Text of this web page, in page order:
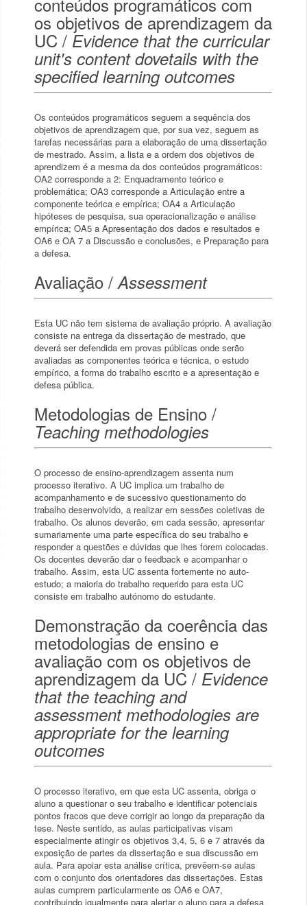
os objetivos de aprendizagem da
UC / Evidence that the curricular
unit's content dovetails with the
specified learning outcomes
Os conteúdos programáticos seguem a sequência dos
objetivos de aprendizagem que, por sua vez, seguem as
tarefas necessárias para a elaboração de uma dissertação
de mestrado. Assim, a lista e a ordem dos objetivos de
aprendizem é a mesma da dos conteúdos programáticos:
OA2 corresponde a 2: Enquadramento teórico e
problemática; OA3 corresponde a Articulação entre a
componente teórica e empírica; OA4 a Articulação
hipóteses de pesquisa, sua operacionalização e análise
empírica; OA5 a Apresentação dos dados e resultados e
OA6 e OA 7 a Discussão e conclusões, e Preparação para
a defesa.
Avaliação /Assessment
Esta UC não tem sistema de avaliação próprio. A avaliação
consiste na entrega da dissertação de mestrado, que
deverá ser defendida em provas públicas onde serão
avaliadas as componentes teórica e técnica, o estudo
empírico, a forma do trabalho escrito e a apresentação e
defesa pública.
Metodologias de Ensino /
Teaching methodologies
O processo de ensino-aprendizagem assenta num
processo iterativo. A UC implica um trabalho de
acompanhamento e de sucessivo questionamento do
trabalho desenvolvido, a realizar em sessões coletivas de
trabalho. Os alunos deverão, em cada sessão, apresentar
sumariamente uma parte específica do seu trabalho e
responder a questões e dúvidas que lhes forem colocadas.
Os docentes deverão dar o feedback e acompanhar o
trabalho. Assim, esta UC assenta fortemente no auto-
estudo; a maioria do trabalho requerido para esta UC
consiste em trabalho autónomo do estudante.
Demonstração da coerência das
metodologias de ensino e
avaliação com os objetivos de
aprendizagem da UC / Evidence
that the teaching and
assessment methodologies are
appropriate for the learning
outcomes
O processo iterativo, em que esta UC assenta, obriga o
aluno a questionar o seu trabalho e identificar potenciais
pontos fracos que deve corrigir ao longo da preparação da
tese. Neste sentido, as aulas participativas visam
especialmente atingir os objetivos 3,4, 5, 6 e 7 através da
exposição de partes da dissertação e sua discussão em
aula. Para apoiar esta análise crítica, prevêem-se aulas
com o conjunto dos orientadores das dissertações. Estas
aulas cumprem particularmente os OA6 e OA7,
contribuindo igualmente para alertar o aluno para a defesa